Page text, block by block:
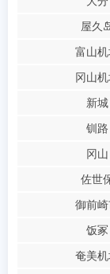
屋久
富山机
冈山
新城
钏路
冈山
佐世
御前
饭冢
奄美机